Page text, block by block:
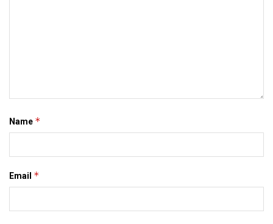
Name *
Email *